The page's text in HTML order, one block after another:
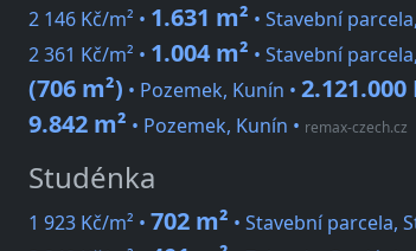
2 146 Kč/m² • 1.631 m² • Stavební
2 361 Kč/m² • 1.004 m² • Stavební
(706 m²) • Pozemek, Kunín • 2.121.000
9.842 m² • Pozemek, Kunín • remax-czech.cz
Studénka
1 923 Kč/m² • 702 m² • Stavební parcela,